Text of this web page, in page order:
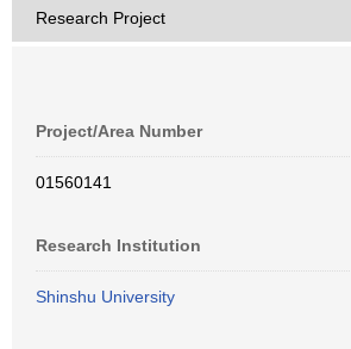
Research Project
Project/Area Number
01560141
Research Institution
Shinshu University